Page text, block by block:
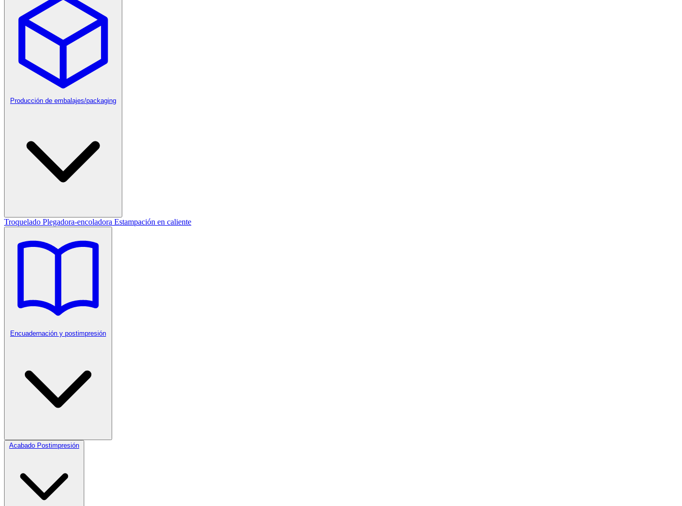
Producción de embalajes/packaging
Troquelado Plegadora-encoladora Estampación en caliente
Encuadernación y postimpresión
Acabado Postimpresión